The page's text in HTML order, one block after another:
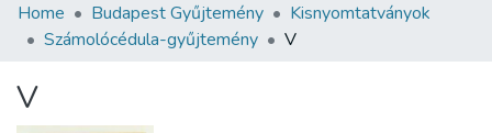
Communities & Collections
Statistics
Home Budapest Gyűjtemény
Kisnyomtatványok
Számolócédula-gyűjtemény
V
V